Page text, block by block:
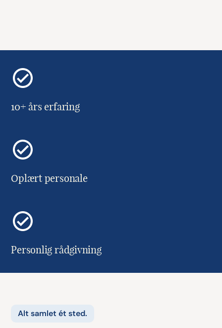
10+ års erfaring
Oplært personale
Personlig rådgivning
Alt samlet ét sted.